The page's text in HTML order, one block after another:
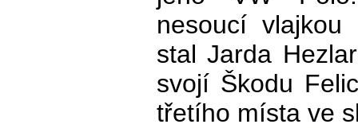
nesoucí
stal Jarda
svojí Škodu
třetího místa ve